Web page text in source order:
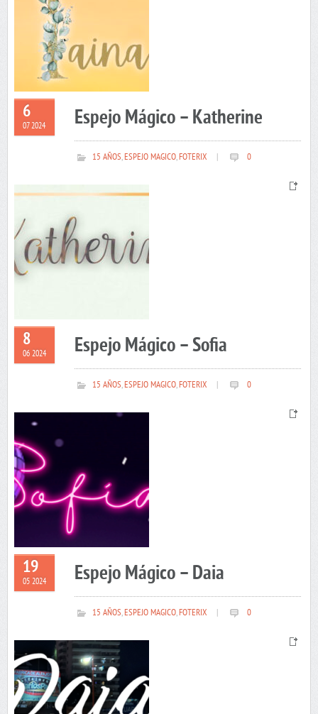
6
07 2024 Espejo Mágico – Katherine
15 AÑOS,ESPEJO MAGICO,FOTERIX 0
8
06 2024 Espejo Mágico – Sofia
15 AÑOS,ESPEJO MAGICO,FOTERIX 0
19
05 2024 Espejo Mágico – Daia
15 AÑOS,ESPEJO MAGICO,FOTERIX 0